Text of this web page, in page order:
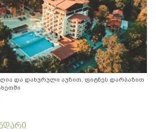
ღია და დახურული აუზით, ფიტნეს დარბაზით